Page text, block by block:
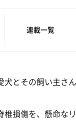
連載一覧
とその飼い主さ
損傷を、懸命な